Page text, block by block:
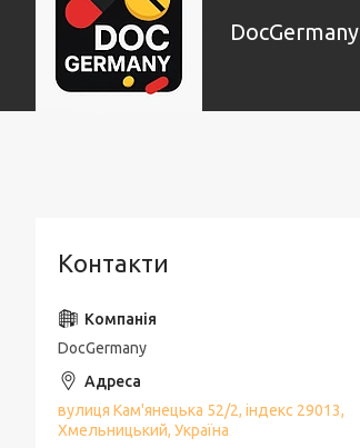
DocGermany
Контакти
DocGermany
вулиця Кам'янецька 52/2, індекс 29013,
Хмельницький, Україна